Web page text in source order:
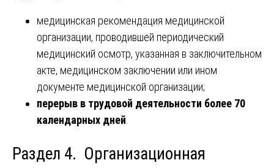
медицинская рекомендация медицинской
организации, проводившей периодический
медицинский осмотр, указанная в заключительном
акте, медицинском заключении или ином
документе медицинской организации;
перерыв в трудовой деятельности более 70
календарных дней
Раздел 4. Организационная